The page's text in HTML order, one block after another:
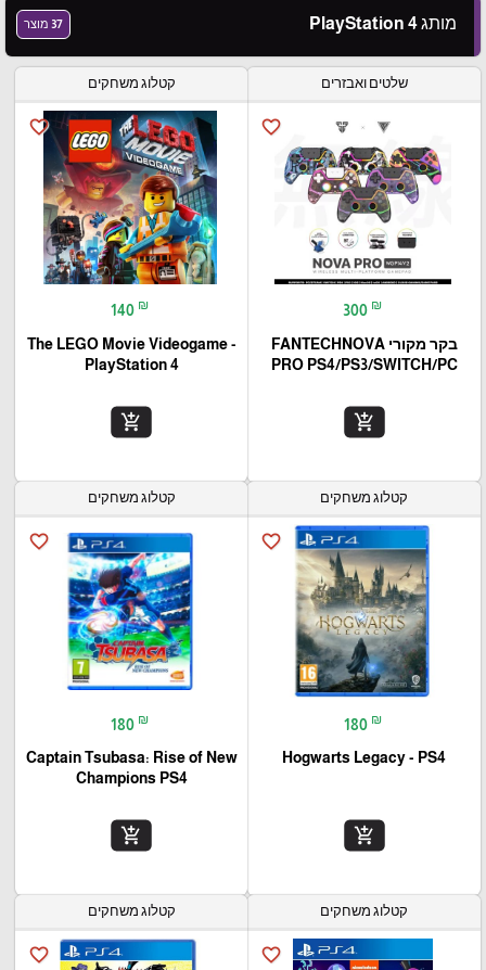
מותג PlayStation 4 37 מוצר
שלטים ואבזרים
favorite_border
300 ₪
בקר מקורי FANTECHNOVA
PRO PS4/PS3/SWITCH/PC
add_shopping_cart
קטלוג משחקים
favorite_border
140 ₪
The LEGO Movie Videogame -
PlayStation 4
add_shopping_cart
קטלוג משחקים
favorite_border
180 ₪
Hogwarts Legacy - PS4
add_shopping_cart
קטלוג משחקים
favorite_border
180 ₪
Captain Tsubasa: Rise of New
Champions PS4
add_shopping_cart
קטלוג משחקים
favorite_border
קטלוג משחקים
favorite_border